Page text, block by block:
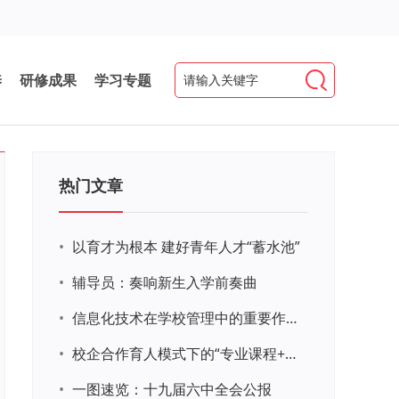
研修成果 学习专题
热门文章
• 以育才为根本 建好青年人才“蓄水池”
• 辅导员：奏响新生入学前奏曲
•
信息化技术在学校管理中的重要作用 ——以贵州省威宁民族中学和校园使用等为例
•
校企合作育人模式下的“专业课程+思政教育+党建活动”交叉融合的课程思政教学探索与实践
• 一图速览：十九届六中全会公报